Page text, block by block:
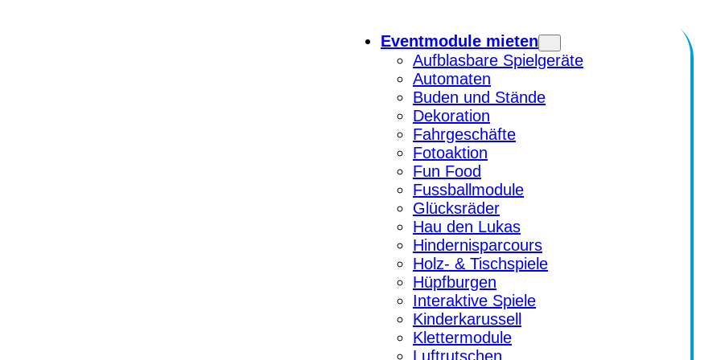
Eventmodule mieten
Aufblasbare Spielgeräte
Automaten
Buden und Stände
Dekoration
Fahrgeschäfte
Fotoaktion
Fun Food
Fussballmodule
Glücksräder
Hau den Lukas
Hindernisparcours
Holz- & Tischspiele
Hüpfburgen
Interaktive Spiele
Kinderkarussell
Klettermodule
Luftrutschen